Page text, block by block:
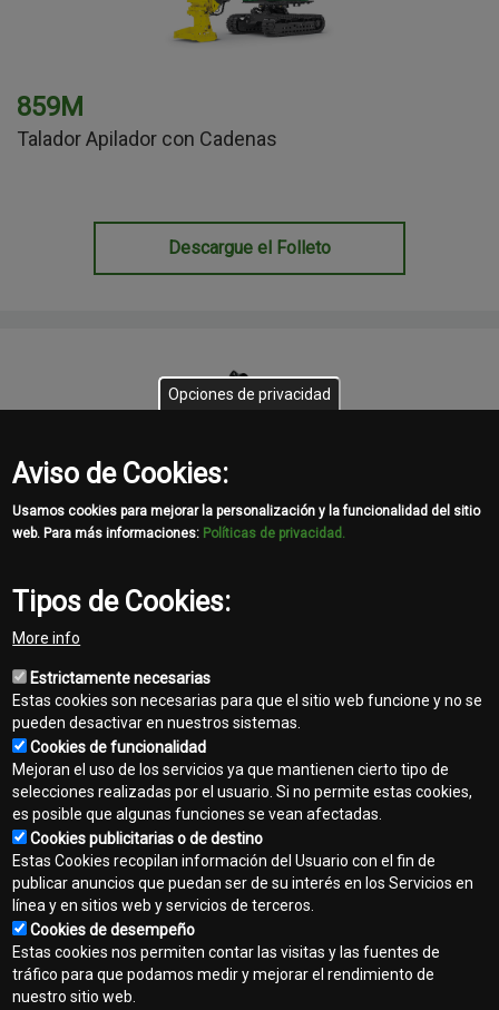
859M
Talador Apilador con Cadenas
Descargue el Folleto
903M
Descargue el Folleto
template-
agro
Footer
menu
Contacto
Mapa del sitio
Normas de privacidad
Aviso legal
Opciones de privacidad
Aviso de Cookies:
Usamos cookies para mejorar la personalización y la funcionalidad del sitio
web. Para más informaciones: Políticas de privacidad.
Tipos de Cookies:
More info
Estrictamente necesarias
Estas cookies son necesarias para que el sitio web funcione y no se
pueden desactivar en nuestros sistemas.
Cookies de funcionalidad
Mejoran el uso de los servicios ya que mantienen cierto tipo de
selecciones realizadas por el usuario. Si no permite estas cookies,
es posible que algunas funciones se vean afectadas.
Cookies publicitarias o de destino
Estas Cookies recopilan información del Usuario con el fin de
publicar anuncios que puedan ser de su interés en los Servicios en
línea y en sitios web y servicios de terceros.
Cookies de desempeño
Estas cookies nos permiten contar las visitas y las fuentes de
tráfico para que podamos medir y mejorar el rendimiento de
nuestro sitio web.